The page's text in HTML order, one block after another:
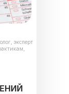
эксперт